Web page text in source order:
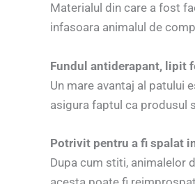
Materialul din care a fost
infasoara animalul de
Fundul antiderapant, lipit
Un mare avantaj al patului
asigura faptul ca produsul
Potrivit pentru a fi spalat
Dupa cum stiti, animalelor